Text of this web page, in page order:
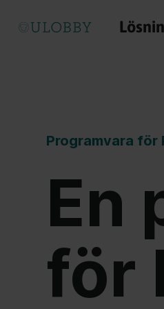
Programvara
En
för